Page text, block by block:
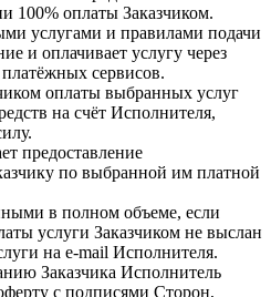
100% оплаты Заказчиком.
услугами и правилами подачи
и оплачивает услугу через
сервисов.
оплаты выбранных услуг
на счёт Исполнителя,
предоставление
по выбранной им платной
в полном объеме, если
услуги Заказчиком не выслан
на e-mail Исполнителя.
Заказчика Исполнитель
с подписями Сторон,